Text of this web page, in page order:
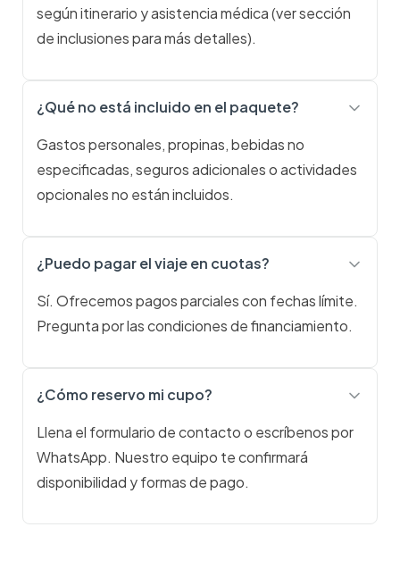
según itinerario y asistencia médica (ver sección
de inclusiones para más detalles).
¿Qué no está incluido en el paquete?
Gastos personales, propinas, bebidas no
especificadas, seguros adicionales o actividades
opcionales no están incluidos.
¿Puedo pagar el viaje en cuotas?
Sí. Ofrecemos pagos parciales con fechas límite.
Pregunta por las condiciones de financiamiento.
¿Cómo reservo mi cupo?
Llena el formulario de contacto o escríbenos por
WhatsApp. Nuestro equipo te confirmará
disponibilidad y formas de pago.